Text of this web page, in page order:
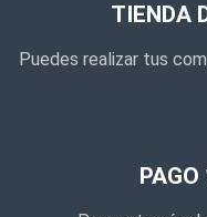
TIENDA
Puedes realizar tus
PAGO